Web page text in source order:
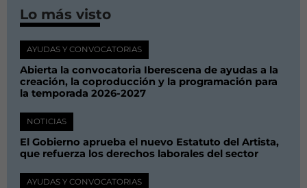
Lo más visto
AYUDAS Y CONVOCATORIAS
Abierta la convocatoria Iberescena de ayudas a la
creación, la coproducción y la programación para
la temporada 2026-2027
NOTICIAS
El Gobierno aprueba el nuevo Estatuto del Artista,
que refuerza los derechos laborales del sector
AYUDAS Y CONVOCATORIAS